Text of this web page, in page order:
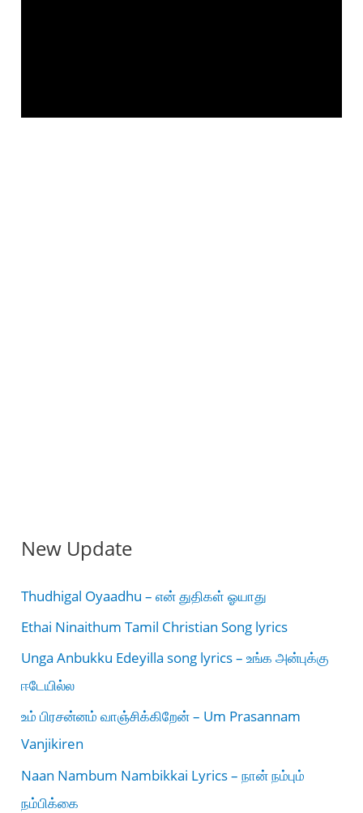
New Update
Thudhigal Oyaadhu – என் துதிகள் ஓயாது
Ethai Ninaithum Tamil Christian Song lyrics
Unga Anbukku Edeyilla song lyrics – உங்க அன்புக்கு
ஈடேயில்ல
உம் பிரசன்னம் வாஞ்சிக்கிறேன் – Um Prasannam
Vanjikiren
Naan Nambum Nambikkai Lyrics – நான் நம்பும்
நம்பிக்கை